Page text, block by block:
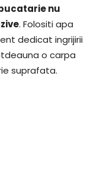
nu
. Folositi apa
dedicat ingrijirii
o carpa
suprafata.